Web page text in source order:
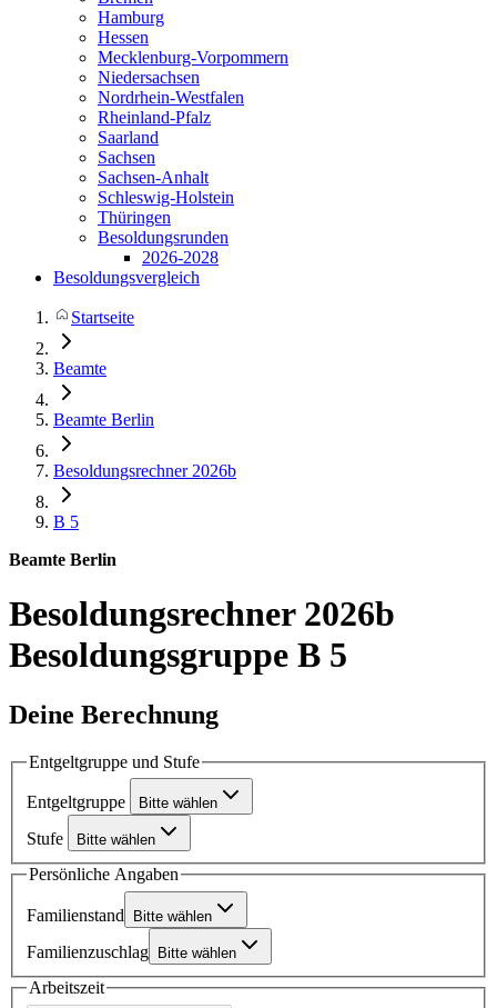
Hamburg
Hessen
Mecklenburg-Vorpommern
Niedersachsen
Nordrhein-Westfalen
Rheinland-Pfalz
Saarland
Sachsen
Sachsen-Anhalt
Schleswig-Holstein
Thüringen
Besoldungsrunden
2026-2028
Besoldungsvergleich
Startseite
Beamte
Beamte Berlin
Besoldungsrechner 2026b
B 5
Beamte Berlin
Besoldungsrechner 2026b
Besoldungsgruppe B 5
Deine Berechnung
Entgeltgruppe und Stufe
Entgeltgruppe Bitte wählen
Stufe Bitte wählen
Persönliche Angaben
Familienstand Bitte wählen
Familienzuschlag Bitte wählen
Arbeitszeit